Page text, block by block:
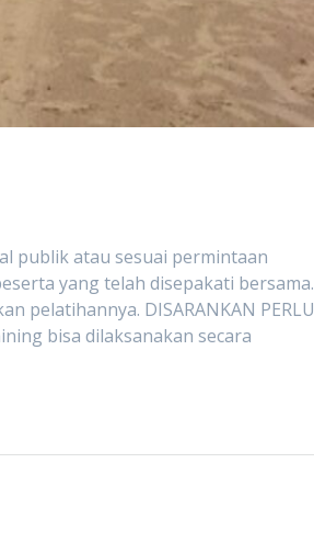
publik atau sesuai permintaan
yang telah disepakati bersama.
pelatihannya. DISARANKAN PERLU
bisa dilaksanakan secara